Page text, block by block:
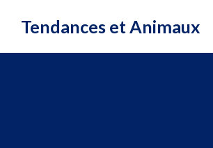
Tendances et Animaux